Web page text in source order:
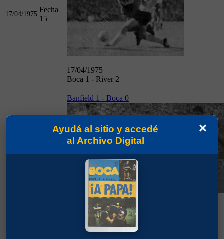
17/04/1975
Fecha
15
17/04/1975
Boca 1 - River 2
Fecha
Banfield 1 - Boca 0
20/04/1975
Banfield 1 - Boca 0
×
Ayudá al sitio y accedé
al Archivo Digital